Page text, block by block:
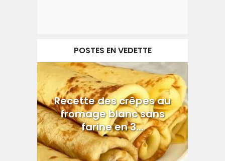
POSTES EN VEDETTE
Recette des crêpes au
fromage blanc sans
farine en 3...